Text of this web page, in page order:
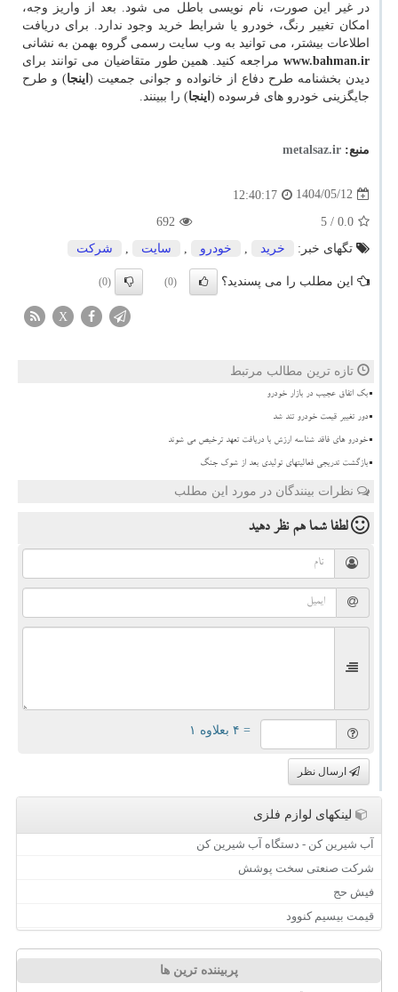
در غیر این صورت، نام نویسی باطل می شود. بعد از واریز وجه،
امکان تغییر رنگ، خودرو یا شرایط خرید وجود ندارد. برای دریافت
اطلاعات بیشتر، می توانید به وب سایت رسمی گروه بهمن به نشانی
www.bahman.ir مراجعه کنید. همین طور متقاضیان می توانند برای
دیدن بخشنامه طرح دفاع از خانواده و جوانی جمعیت ( اینجا) و طرح
جایگزینی خودرو های فرسوده ( اینجا) را ببینند.
منبع: metalsaz.ir
1404/05/12
12:40:17
0.0
/ 5
692
تگهای خبر:
خرید , خودرو , سایت , شركت
این مطلب را می پسندید؟ (0)
(0)
X
تازه ترین مطالب مرتبط
بک اتفاق عجیب در بازار خودرو
دور تغییر قیمت خودرو تند شد
خودرو های فاقد شناسه ارزش با دریافت تعهد ترخیص می شوند
بازگشت تدریجی فعالیتهای تولیدی بعد از شوک جنگ
نظرات بینندگان در مورد این مطلب
لطفا شما همنظر دهید
= ۴ بعلاوه ۱
ارسال نظر
لینکهای لوازم فلزی
آب شیرین کن - دستگاه آب شیرین کن
شرکت صنعتی سخت پوشش
فیش حج
قیمت بیسیم کنوود
پربیننده ترین ها